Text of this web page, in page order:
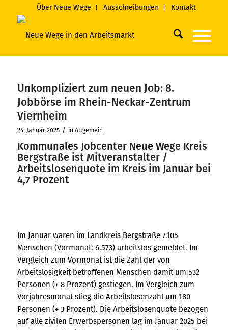
Über Neue Wege Ausschreibungen Kontakt
Unkompliziert zum neuen Job: 8.
Jobbörse im Rhein-Neckar-Zentrum
Viernheim
24. Januar 2025 / in Allgemein
Kommunales Jobcenter Neue Wege Kreis
Bergstraße ist Mitveranstalter /
Arbeitslosenquote im Kreis im Januar bei
4,7 Prozent
Im Januar waren im Landkreis Bergstraße 7.105
Menschen (Vormonat: 6.573) arbeitslos gemeldet. Im
Vergleich zum Vormonat ist die Zahl der von
Arbeitslosigkeit betroffenen Menschen damit um 532
Personen (+ 8 Prozent) gestiegen. Im Vergleich zum
Vorjahresmonat stieg die Arbeitslosenzahl um 180
Personen (+ 3 Prozent). Die Arbeitslosenquote bezogen
auf alle zivilen Erwerbspersonen lag im Januar 2025 bei